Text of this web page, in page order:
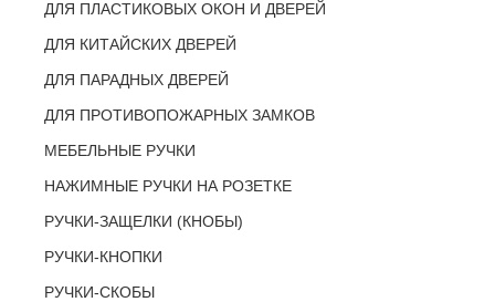
ДЛЯ ПЛАСТИКОВЫХ ОКОН И ДВЕРЕЙ
ДЛЯ КИТАЙСКИХ ДВЕРЕЙ
ДЛЯ ПАРАДНЫХ ДВЕРЕЙ
ДЛЯ ПРОТИВОПОЖАРНЫХ ЗАМКОВ
МЕБЕЛЬНЫЕ РУЧКИ
НАЖИМНЫЕ РУЧКИ НА РОЗЕТКЕ
РУЧКИ-ЗАЩЕЛКИ (КНОБЫ)
РУЧКИ-КНОПКИ
РУЧКИ-СКОБЫ